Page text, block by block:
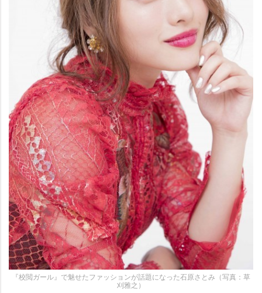
『校閲ガール』で魅せたファッションが話題になった石原さとみ（写真：草
刈雅之）